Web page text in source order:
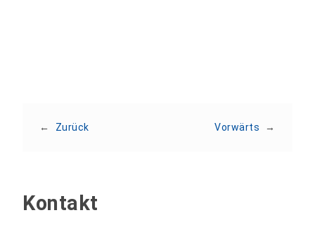
← Zurück Vorwärts →
Kontakt